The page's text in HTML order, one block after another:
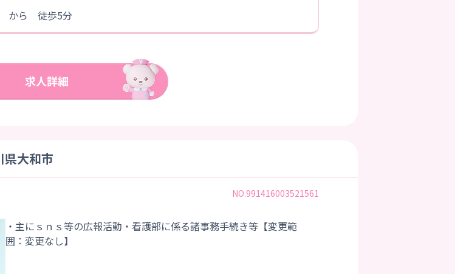
から 徒歩5分
県大和市
NO.991416003521561
・主にｓｎｓ等の広報活動・看護部に係る諸事務手続き等【変更範